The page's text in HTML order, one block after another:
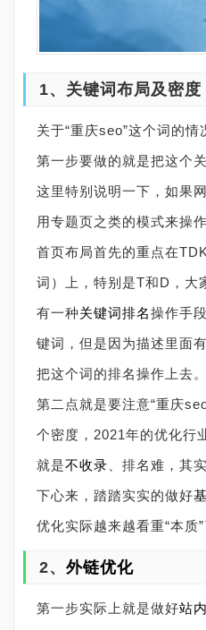
1、关键词布局及密度
关于“重庆seo”这个词的
第一步要做的就是把这个
这里特别说明一下，如果
用专题页之类的模式来操作
首页布局首先的重点在
词）上，特别是T和D，大
有一种关键词排名操作手
键词，但是因为描述里面
把这个词的排名操作上去。
第二点就是要注意“重庆
个密度，2021年的优化行
就是不收录 、排名难，其
下心来，踏踏实实的做好
优化实际越来越看重“本质”
2、 外链优化
第一步实际上就是做好站内